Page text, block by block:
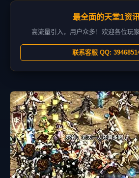
最全面的天堂1资
高流量引入，用户众多！欢迎各位玩
联系客服 QQ: